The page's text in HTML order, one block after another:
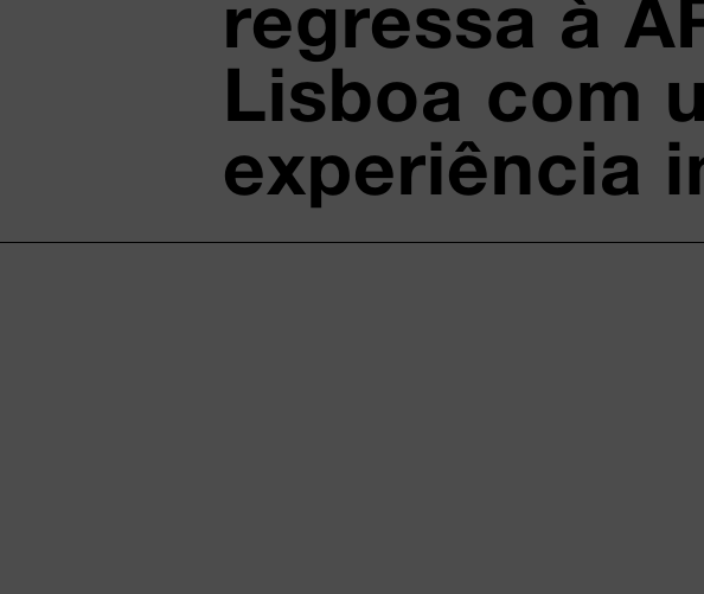
regressa à
Lisboa com
experiência